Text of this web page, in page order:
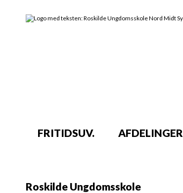
FRITIDSUV. AFDELINGER
Roskilde Ungdomsskole